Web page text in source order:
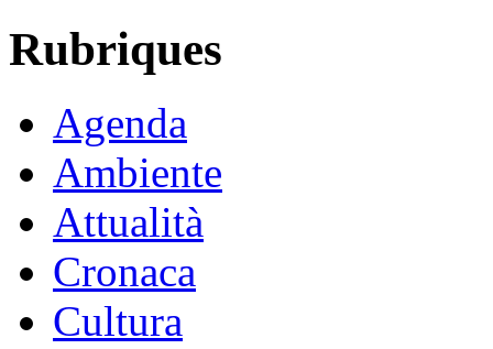
Rubriques
Agenda
Ambiente
Attualità
Cronaca
Cultura